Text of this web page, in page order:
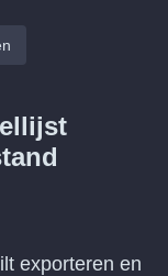
exporteren en